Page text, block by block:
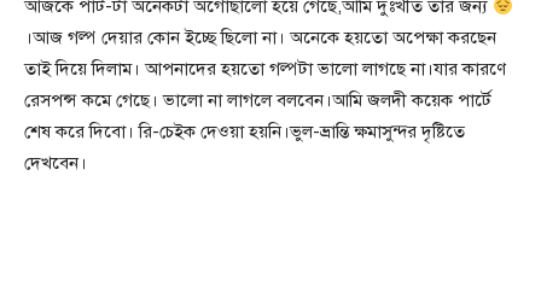
আজকে পার্ট-টা অনেকটা অগোছালো হয়ে গেছে,আমি দুঃখীত তার জন্য
।আজ গল্প দেয়ার কোন ইচ্ছে ছিলো না। অনেকে হয়তো অপেক্ষা করছেন
তাই দিয়ে দিলাম। আপনাদের হয়তো গল্পটা ভালো লাগছে না।যার কারণে
রেসপন্স কমে গেছে। ভালো না লাগলে বলবেন।আমি জলদী কয়েক পার্টে
শেষ করে দিবো। রি-চেইক দেওয়া হয়নি।ভুল-ভ্রান্তি ক্ষমাসুন্দর দৃষ্টিতে
দেখবেন।